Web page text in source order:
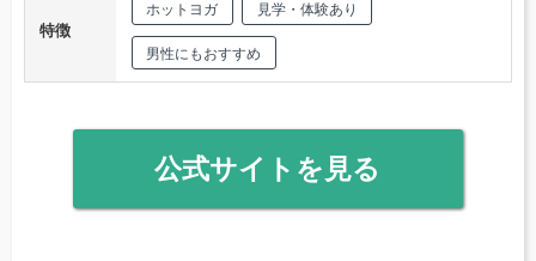
特徴
ホットヨガ 見学・体験あり
男性にもおすすめ
公式サイトを見る